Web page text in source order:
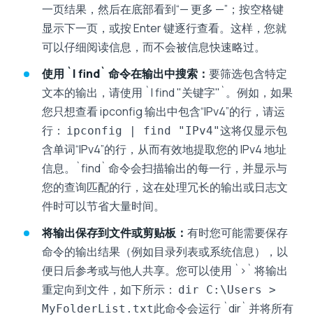
一页结果，然后在底部看到“— 更多 —”；按空格键
显示下一页，或按 Enter 键逐行查看。这样，您就
可以仔细阅读信息，而不会被信息快速略过。
使用 `| find` 命令在输出中搜索： 要筛选包含特定
文本的输出，请使用 `| find "关键字"`。例如，如果
您只想查看 ipconfig 输出中包含“IPv4”的行，请运
行：
ipconfig | find "IPv4"这将仅显示包
含单词“IPv4”的行，从而有效地提取您的 IPv4 地址
信息。`find` 命令会扫描输出的每一行，并显示与
您的查询匹配的行，这在处理冗长的输出或日​​志文
件时可以节省大量时间。
将输出保存到文件或剪贴板： 有时您可能需要保存
命令的输出结果（例如目录列表或系统信息），以
便日后参考或与他人共享。您可以使用 `>` 将输出
重定向到文件，如下所示： dir C:\Users >
MyFolderList.txt此命令会运行 `dir` 并将所有